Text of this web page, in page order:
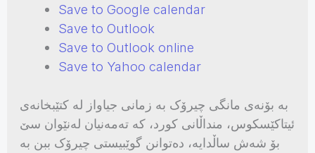
Save to Google calendar
Save to Outlook
Save to Outlook online
Save to Yahoo calendar
بە بۆنەی مانگی چیرۆک بە زمانی جیاواز لە کتێبخانەی
ئیتاکێسکوس، منداڵانی کورد، کە تەمەنیان لەنێوان سێ
بۆ شەش ساڵدایه، دەتوانن گوێبیستی چیرۆک ببن بە